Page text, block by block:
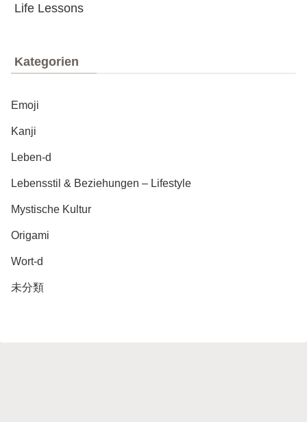
Life Lessons
Kategorien
Emoji
Kanji
Leben-d
Lebensstil & Beziehungen – Lifestyle
Mystische Kultur
Origami
Wort-d
未分類